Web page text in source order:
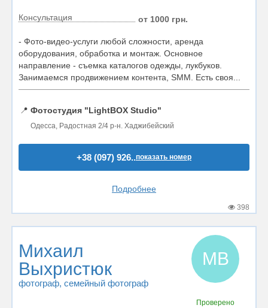
Консультация от 1000 грн.
- Фото-видео-услуги любой сложности, аренда
оборудования, обработка и монтаж. Основное
направление - съемка каталогов одежды, лукбуков.
Занимаемся продвижением контента, SMM. Есть своя...
📍 Фотостудия "LightBOX Studio"
Одесса, Радостная 2/4 р-н. Хаджибейский
+38 (097) 926..показать номер
Подробнее
398
Михаил
Выхристюк
фотограф, семейный фотограф
МВ
Проверено